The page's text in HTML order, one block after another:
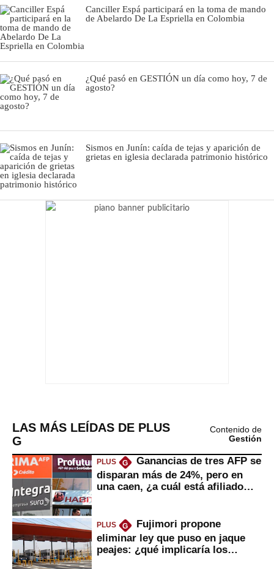
Canciller Espá participará en la toma de mando
de Abelardo De La Espriella en Colombia
¿Qué pasó en GESTIÓN un día como hoy, 7 de
agosto?
Sismos en Junín: caída de tejas y aparición de
grietas en iglesia declarada patrimonio histórico
LAS MÁS LEÍDAS DE PLUS
G
Contenido de
Gestión
PLUS G
Ganancias de tres AFP se
disparan más de 24%, pero en
una caen, ¿a cuál está afiliado
PLUS G
Fujimori propone
eliminar ley que puso en jaque
peajes: ¿qué implicaría los